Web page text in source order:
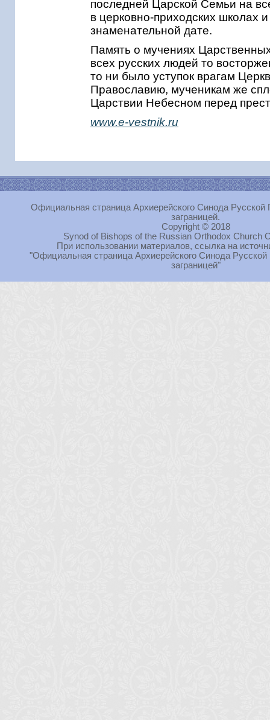
последней Царской Семьи на
в церковно-приходских школах
знаменательной дате.
Память о мучениях
всех русских людей то
то ни было уступок врагам
Православию, мученикам же
Царствии Небесном перед
www.e-vestnik.ru
Официальная страница Архиерейского Синода Русской
заграницей.
Copyright © 2018
Synod of Bishops of the Russian Orthodox Church
При использовании материалов, ссылка на
"Официальная страница Архиерейского Синода
заграницей"